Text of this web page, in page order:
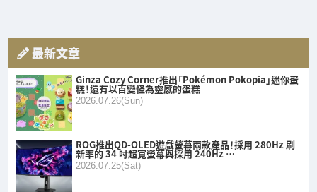
最新文章
Ginza Cozy Corner推出「Pokémon Pokopia」迷你蛋
糕！還有以百變怪為靈感的蛋糕
2026.07.26(Sun)
ROG推出QD-OLED遊戲螢幕兩款產品！採用 280Hz 刷
新率的 34 吋超寬螢幕與採用 240Hz …
2026.07.25(Sat)